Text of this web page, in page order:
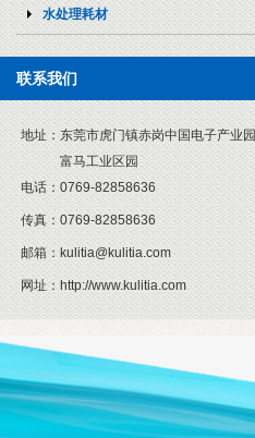
水处理耗材
联系我们
地址： 东莞市虎门镇赤岗中国电子产业园
富马工业区园
电话： 0769-82858636
传真： 0769-82858636
邮箱： kulitia@kulitia.com
网址： http://www.kulitia.com